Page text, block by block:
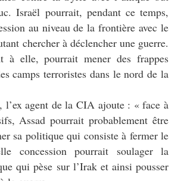
Israël pourrait, pendant ce temps,
au niveau de la frontière avec le
chercher à déclencher une guerre.
à elle, pourrait mener des frappes
camps terroristes dans le nord de la
l’ex agent de la CIA ajoute : « face à
Assad pourrait probablement être
sa politique qui consiste à fermer le
concession pourrait soulager la
qui pèse sur l’Irak et ainsi pousser